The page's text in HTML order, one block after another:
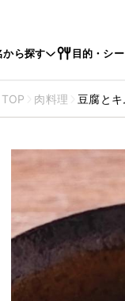
から探す 目的・シ
TOP 肉料理 豆腐と